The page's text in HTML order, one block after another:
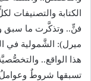
الكتابة
فنٍّ.. وتذكَّرت ما سبق
ميرل): الشَّمولية في
هذا الواقع..
تسبقها شروطٌ وعواملُ